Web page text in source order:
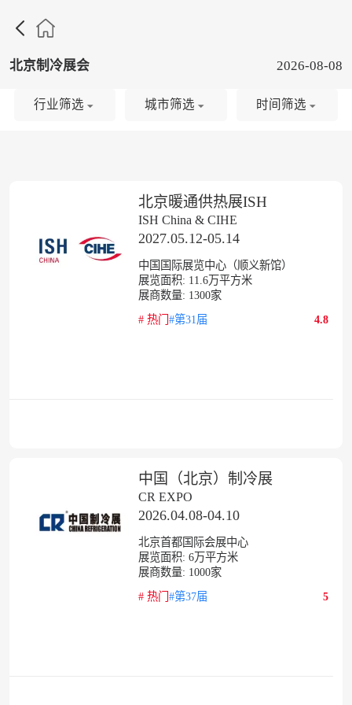

北京制冷展会 2026-08-08
北京暖通供热展ISH
ISH China & CIHE
2027.05.12-05.14
中国国际展览中心（顺义新馆）
展览面积: 11.6万平方米
展商数量: 1300家
# 热门 #第31届 4.8
中国（北京）制冷展
CR EXPO
2026.04.08-04.10
北京首都国际会展中心
展览面积: 6万平方米
展商数量: 1000家
# 热门 #第37届 5
行业筛选 城市筛选 时间筛选